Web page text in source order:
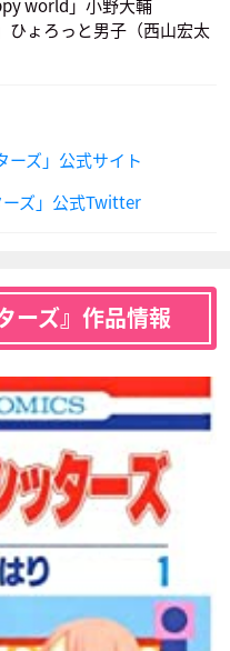
子
根津中吉
world」小野大輔
ひょろっと男子（西山宏太
ーズ」公式サイト
ーズ」公式Twitter
ーズ』作品情報